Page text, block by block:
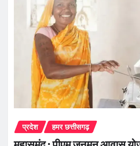
प्रदेश हमर छत्तीसगढ़